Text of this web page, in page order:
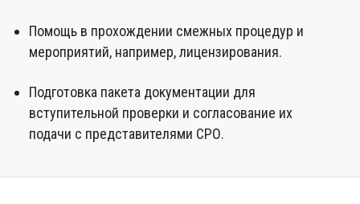
Помощь в прохождении смежных процедур и
мероприятий, например, лицензирования.
Подготовка пакета документации для
вступительной проверки и согласование их
подачи с представителями СРО.